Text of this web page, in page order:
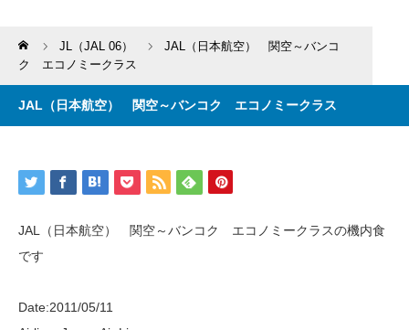
Home JL（JAL 06）
JAL（日本航空） 関空～バンコ
ク エコノミークラス
JAL（日本航空） 関空～バンコク エコノミークラス
JAL（日本航空） 関空～バンコク エコノミークラスの機内食
です
Date:2011/05/11